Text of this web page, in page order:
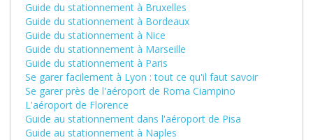
Guide du stationnement à Bruxelles
Guide du stationnement à Bordeaux
Guide du stationnement à Nice
Guide du stationnement à Marseille
Guide du stationnement à Paris
Se garer facilement à Lyon : tout ce qu'il faut savoir
Se garer près de l'aéroport de Roma Ciampino
L'aéroport de Florence
Guide au stationnement dans l'aéroport de Pisa
Guide au stationnement à Naples